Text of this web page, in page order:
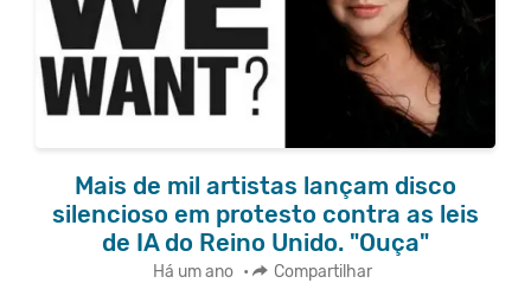
Mais de mil artistas lançam disco
silencioso em protesto contra as leis
de IA do Reino Unido. "Ouça"
Há um ano • Compartilhar